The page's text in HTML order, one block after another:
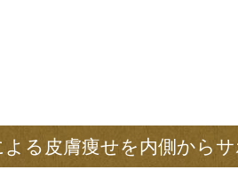
よる皮膚痩せを内側から